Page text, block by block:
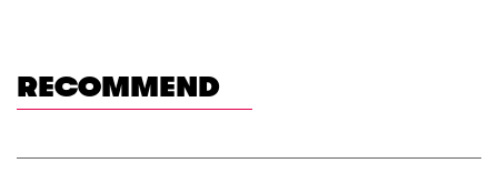
RECOMMEND